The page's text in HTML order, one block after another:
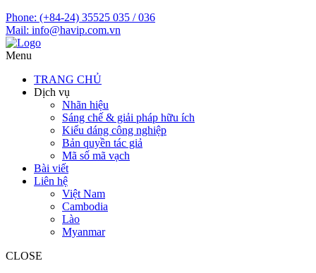
Phone: (+84-24) 35525 035 / 036
Mail: info@havip.com.vn
Menu
TRANG CHỦ
Dịch vụ
Nhãn hiệu
Sáng chế & giải pháp hữu ích
Kiểu dáng công nghiệp
Bản quyền tác giả
Mã số mã vạch
Bài viết
Liên hệ
Việt Nam
Cambodia
Lào
Myanmar
CLOSE